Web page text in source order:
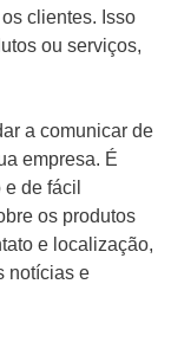
clientes. Isso
ou serviços,
a comunicar de
empresa. É
de fácil
os produtos
e localização,
notícias e